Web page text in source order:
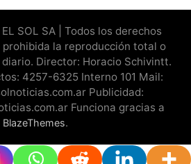
SOL SA | Todos los derechos
prohibida la reproducción total o
Director: Horacio Schivintt.
4257-6325 Interno 101 Mail:
Publicidad:
Funciona gracias a
BlazeThemes.